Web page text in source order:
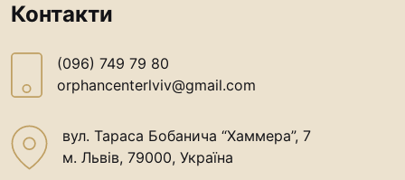
Контакти
(096) 749 79 80
orphancenterlviv@gmail.com
вул. Тараса Бобанича “Хаммера”, 7
м. Львів, 79000, Україна